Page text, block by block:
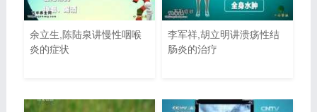
余立生,陈陆泉讲慢性咽喉
炎的症状
李军祥,胡立明讲溃疡性结
肠炎的治疗